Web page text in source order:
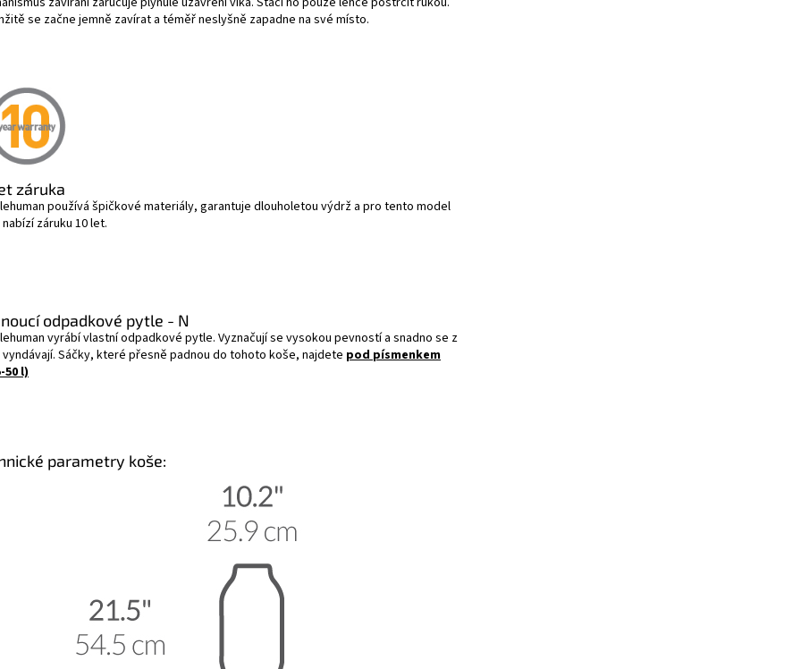
se začne jemně zavírat a téměř neslyšně zapadne na své místo.
záruka
používá špičkové materiály, garantuje dlouholetou výdrž a pro tento model
záruku 10 let.
odpadkové pytle - N
vyrábí vlastní odpadkové pytle. Vyznačují se vysokou pevností a snadno se z
Sáčky, které přesně padnou do tohoto koše, najdete pod písmenkem
50 l)
parametry koše: